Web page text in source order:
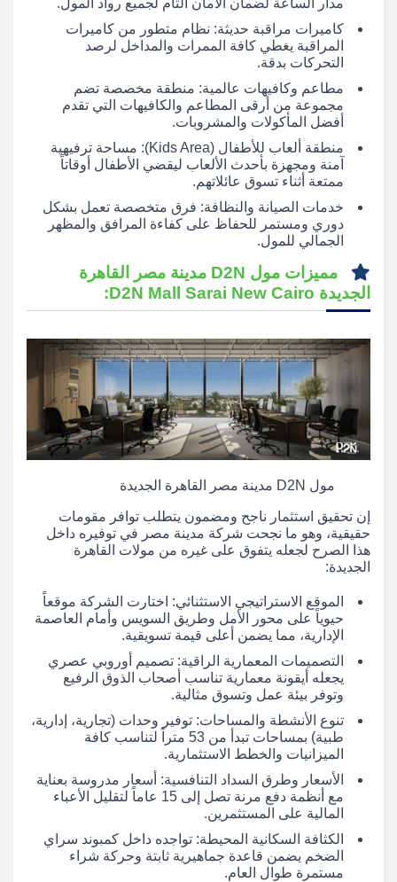
مدار الساعة لضمان الأمان التام لجميع رواد المول.
كاميرات مراقبة حديثة: نظام متطور من كاميرات
المراقبة يغطي كافة الممرات والمداخل لرصد
التحركات بدقة.
مطاعم وكافيهات عالمية: منطقة مخصصة تضم
مجموعة من أرقى المطاعم والكافيهات التي تقدم
أفضل المأكولات والمشروبات.
منطقة ألعاب للأطفال (Kids Area): مساحة ترفيهية
آمنة ومجهزة بأحدث الألعاب ليقضي الأطفال أوقاتاً
ممتعة أثناء تسوق عائلاتهم.
خدمات الصيانة والنظافة: فرق متخصصة تعمل بشكل
دوري ومستمر للحفاظ على كفاءة المرافق والمظهر
الجمالي للمول.
مميزات مول D2N مدينة مصر القاهرة
الجديدة D2N Mall Sarai New Cairo:
مول D2N مدينة مصر القاهرة الجديدة
إن تحقيق استثمار ناجح ومضمون يتطلب توافر مقومات
حقيقية، وهو ما نجحت شركة مدينة مصر في توفيره داخل
هذا الصرح لجعله يتفوق على غيره من مولات القاهرة
الجديدة:
الموقع الاستراتيجي الاستثنائي: اختارت الشركة موقعاً
حيوياً على محور الأمل وطريق السويس وأمام العاصمة
الإدارية، مما يضمن أعلى قيمة تسويقية.
التصميمات المعمارية الراقية: تصميم أوروبي عصري
يجعله أيقونة معمارية تناسب أصحاب الذوق الرفيع
وتوفر بيئة عمل وتسوق مثالية.
تنوع الأنشطة والمساحات: توفير وحدات (تجارية، إدارية،
طبية) بمساحات تبدأ من 53 متراً لتناسب كافة
الميزانيات والخطط الاستثمارية.
الأسعار وطرق السداد التنافسية: أسعار مدروسة بعناية
مع أنظمة دفع مرنة تصل إلى 15 عاماً لتقليل الأعباء
المالية على المستثمرين.
الكثافة السكانية المحيطة: تواجده داخل كمبوند سراي
الضخم يضمن قاعدة جماهيرية ثابتة وحركة شراء
مستمرة طوال العام.